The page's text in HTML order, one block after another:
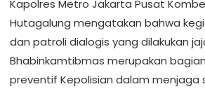
Kapolres Metro Jakarta Pusat
Hutagalung mengatakan bahwa
dan patroli dialogis yang dilakukan
Bhabinkamtibmas merupakan
preventif Kepolisian dalam menjaga